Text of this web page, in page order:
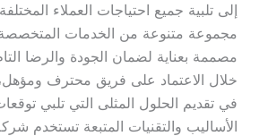
إلى تلبية جميع احتياجات العملاء
مجموعة متنوعة من الخدمات
مصممة بعناية لضمان الجودة والرضا
خلال الاعتماد على فريق محترف
في تقديم الحلول المثلى التي تلبي
الأساليب والتقنيات المتبعة تستخدم